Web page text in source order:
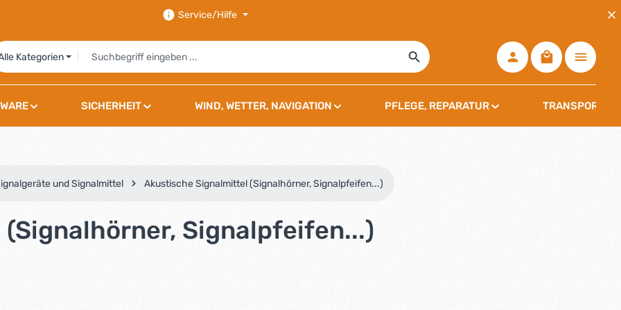
Service/Hilfe
Kategorien
Warenkorb
SICHERHEIT WIND, WETTER, NAVIGATION PFLEGE, REPARATUR TRANSPORT,
und Signalmittel Akustische Signalmittel (Signalhörner, Signalpfeifen...)
Signalpfeifen...)